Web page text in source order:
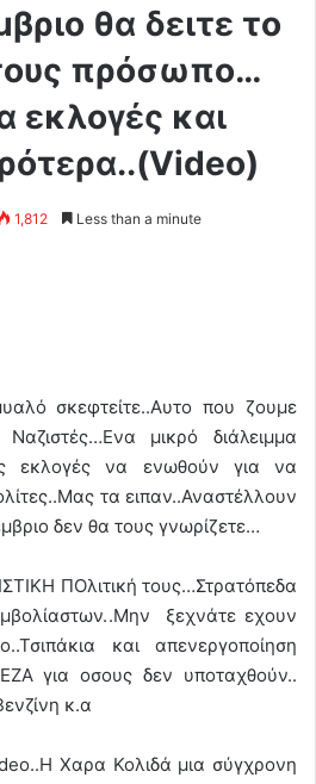
θα δειτε το
πρόσωπο…
εκλογές και
1,812 Less than a minute
σκεφτείτε..Αυτο που ζουμε
μικρό διάλειμμα
εκλογές να ενωθούν για να
τα ειπαν..Αναστέλλουν
δεν θα τους γνωρίζετε…
ΠΟλιτική τους…Στρατόπεδα
ξεχνάτε εχουν
και απενεργοποίηση
για οσους δεν υποταχθούν..
κ.α
Χαρα Κολιδά μια σύγχρονη